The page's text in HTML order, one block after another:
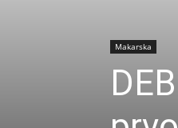
Makarska